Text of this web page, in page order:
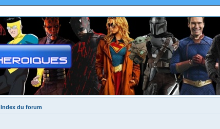
Index du forum